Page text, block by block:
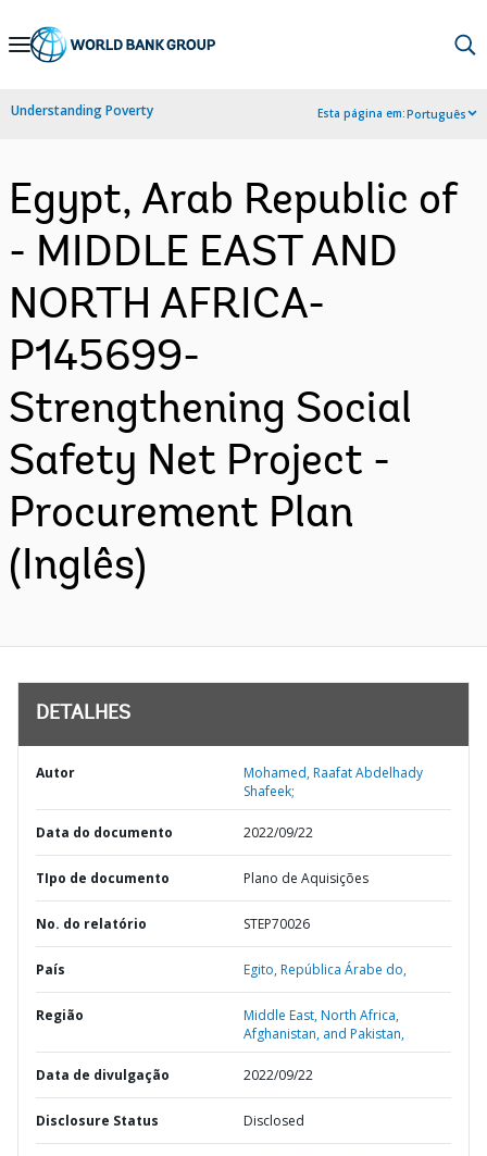
Skip
Navigation
Understanding Poverty Esta página em:Português
Egypt, Arab Republic of
- MIDDLE EAST AND
NORTH AFRICA-
P145699-
Strengthening Social
Safety Net Project -
Procurement Plan
(Inglês)
DETALHES
Autor
Mohamed, Raafat Abdelhady
Shafeek;
Data do documento 2022/09/22
TIpo de documento Plano de Aquisições
No. do relatório STEP70026
País Egito,República Árabe do,
Região
Middle East, North Africa,
Afghanistan, and Pakistan,
Data de divulgação 2022/09/22
Disclosure Status Disclosed